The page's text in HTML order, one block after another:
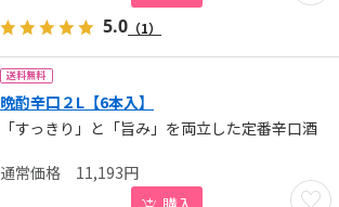
5.0 （1）
送料無料
晩酌辛口２L【6本入】
「すっきり」と「旨み」を両立した定番辛口酒
お気
11,193円